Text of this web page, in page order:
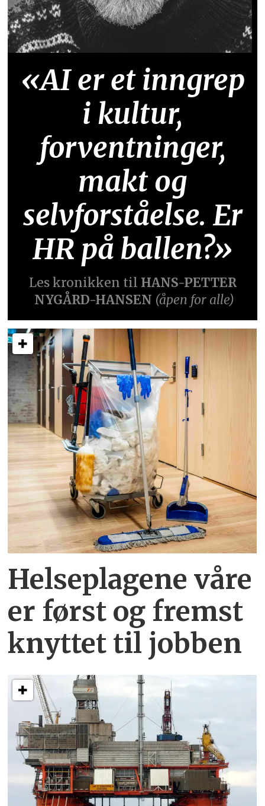
«AI er et inngrep
i kultur,
forventninger,
makt og
selvforståelse. Er
HR på ballen?»
Les kronikken til HANS-PETTER
NYGÅRD-HANSEN (åpen for alle)
Helseplagene våre
er først og fremst
knyttet til jobben